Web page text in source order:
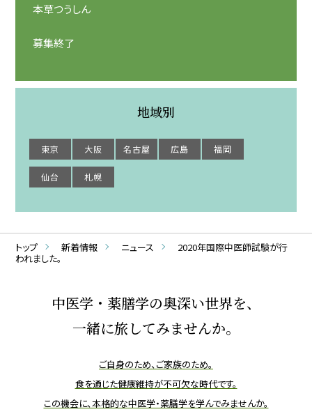
本草つうしん
募集終了
地域別
東京 大阪 名古屋 広島 福岡
仙台 札幌
トップ 新着情報 ニュース
2020年国際中医師試験が行
われました。
中医学・薬膳学の奥深い世界を、
一緒に旅してみませんか。
ご自身のため、ご家族のため。
食を通じた健康維持が不可欠な時代です。
この機会に、本格的な中医学・薬膳学を学んでみませんか。